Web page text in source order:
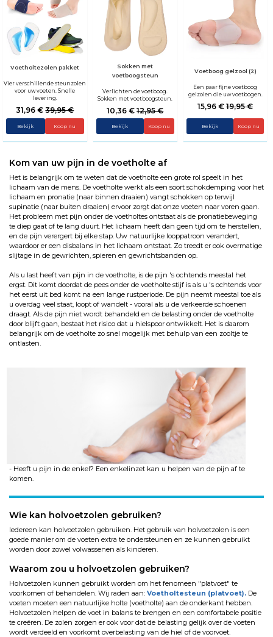
Voetholtezolen pakket
Vier verschillende steunzolen
voor uw voeten. Snelle
levering.
31,96 €39,95 €
Bekijk Koop nu
Sokken met
voetboogsteun
Verlichten de voetboog.
Sokken met voetboogsteun.
10,36 €12,95 €
Bekijk
Voetboog gelzool (2)
Een paar fijne voetboog
gelzolen die uw voetbogen.
15,96 €19,95 €
Bekijk
Kom van uw pijn in de voetholte af
Het is belangrijk om te weten dat de voetholte een grote rol speelt in het
lichaam van de mens. De voetholte werkt als een soort schokdemping voor het
lichaam en pronatie (naar binnen draaien) vangt schokken op terwijl
supinatie (naar buiten draaien) ervoor zorgt dat onze voeten naar voren gaan.
Het probleem met pijn onder de voetholtes ontstaat als de pronatiebeweging
te diep gaat of te lang duurt. Het lichaam heeft dan geen tijd om te herstellen,
en de pijn verergert bij elke stap. Uw natuurlijke looppatroon verandert,
waardoor er een disbalans in het lichaam ontstaat. Zo treedt er ook overmatige
slijtage in de gewrichten, spieren en gewrichtsbanden op.
Als u last heeft van pijn in de voetholte, is de pijn 's ochtends meestal het
ergst. Dit komt doordat de pees onder de voetholte stijf is als u 's ochtends voor
het eerst uit bed komt na een lange rustperiode. De pijn neemt meestal toe als
u overdag veel staat, loopt of wandelt - vooral als u de verkeerde schoenen
draagt. Als de pijn niet wordt behandeld en de belasting onder de voetholte
door blijft gaan, bestaat het risico dat u hielspoor ontwikkelt. Het is daarom
belangrijk om de voetholte zo snel mogelijk met behulp van een zooltje te
ontlasten.
- Heeft u pijn in de enkel? Een enkelinzet kan u helpen van de pijn af te
komen.
Wie kan holvoetzolen gebruiken?
Iedereen kan holvoetzolen gebruiken. Het gebruik van holvoetzolen is een
goede manier om de voeten extra te ondersteunen en ze kunnen gebruikt
worden door zowel volwassenen als kinderen.
Waarom zou u holvoetzolen gebruiken?
Holvoetzolen kunnen gebruikt worden om het fenomeen "platvoet" te
voorkomen of behandelen. Wij raden aan: Voetholtesteun (platvoet). De
voeten moeten een natuurlijke holte (voetholte) aan de onderkant hebben.
Holvoetzolen helpen de voet in balans te brengen en een comfortabele positie
te creëren. De zolen zorgen er ook voor dat de belasting gelijk over de voeten
wordt verdeeld en voorkomt overbelasting van de hiel of de voorvoet.